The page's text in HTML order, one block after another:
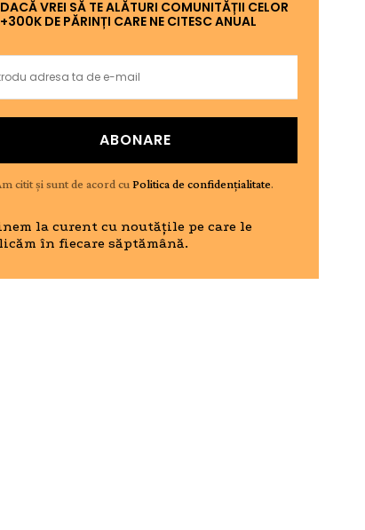
DACĂ VREI SĂ TE ALĂTURI COMUNITĂȚII CELOR
+300K DE PĂRINȚI CARE NE CITESC ANUAL
ABONARE
citit și sunt de acord cuPolitica de confidențialitate.
la curent cu noutățile pe care le
în fiecare săptămână.